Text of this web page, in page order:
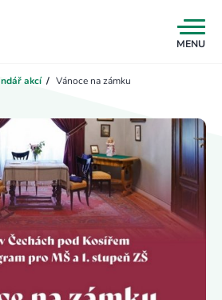
MENU
akcí / Vánoce na zámku